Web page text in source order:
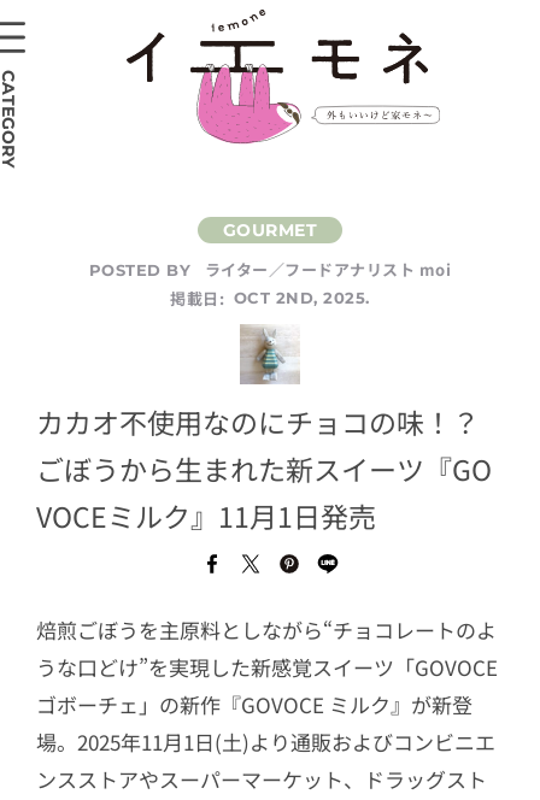
POSTED BY
ライター／フードアナリスト moi
掲載日: OCT 2ND, 2025.
カカオ不使用なのにチョコの味！？
ごぼうから生まれた新スイーツ『GO
VOCEミルク』11月1日発売
焙煎ごぼうを主原料としながら“チョコレートのよ
うな口どけ”を実現した新感覚スイーツ「GOVOCE
ゴボーチェ」の新作『GOVOCE ミルク』が新登
場。2025年11月1日(土)より通販およびコンビニエ
ンスストアやスーパーマーケット、ドラッグスト